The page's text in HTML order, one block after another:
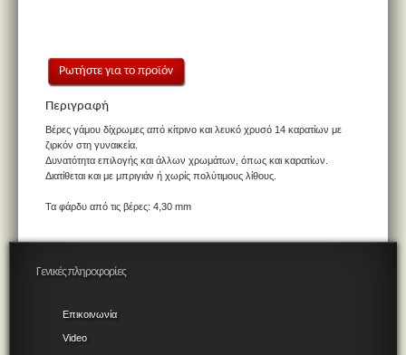
Ρωτήστε για το προϊόν
Περιγραφή
Βέρες γάμου δίχρωμες από κίτρινο και λευκό χρυσό 14 καρατίων με
ζιρκόν στη γυναικεία.
Δυνατότητα επιλογής και άλλων χρωμάτων, όπως και καρατίων.
Διατίθεται και με μπριγιάν ή χωρίς πολύτιμους λίθους.
Τα φάρδυ από τις βέρες: 4,30 mm
Γενικές πληροφορίες
Επικοινωνία
Video